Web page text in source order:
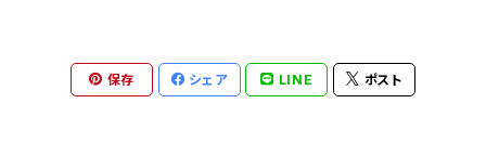
保存 シェア LINE ポスト